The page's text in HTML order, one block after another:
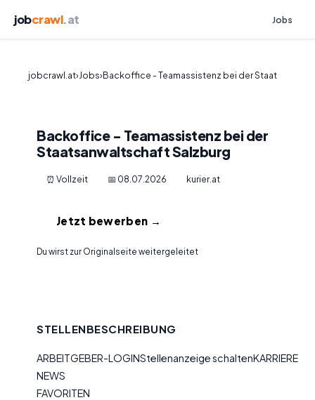
jobcrawl.at Jobs
jobcrawl.at›Jobs›Backoffice - Teamassistenz bei der Staat
Backoffice - Teamassistenz bei der
Staatsanwaltschaft Salzburg
⏰ Vollzeit 📅 08.07.2026 kurier.at
Jetzt bewerben →
Du wirst zur Originalseite weitergeleitet
STELLENBESCHREIBUNG
ARBEITGEBER-LOGINStellenanzeige schaltenKARRIERE
NEWS
FAVORITEN